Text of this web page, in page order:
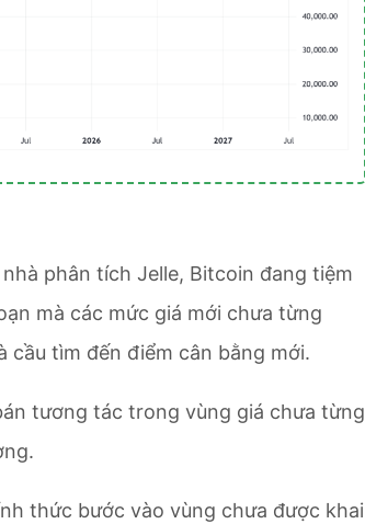
phân tích Jelle, Bitcoin đang tiệm
mà các mức giá mới chưa từng
tìm đến điểm cân bằng mới.
tương tác trong vùng giá chưa từng
thức bước vào vùng chưa được khai